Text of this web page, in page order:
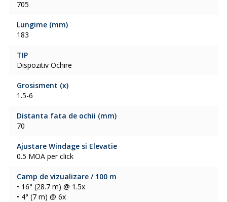
705
Lungime (mm)
183
TIP
Dispozitiv Ochire
Grosisment (x)
1.5-6
Distanta fata de ochii (mm)
70
Ajustare Windage si Elevatie
0.5 MOA per click
Camp de vizualizare / 100 m
• 16° (28.7 m) @ 1.5x
• 4° (7 m) @ 6x